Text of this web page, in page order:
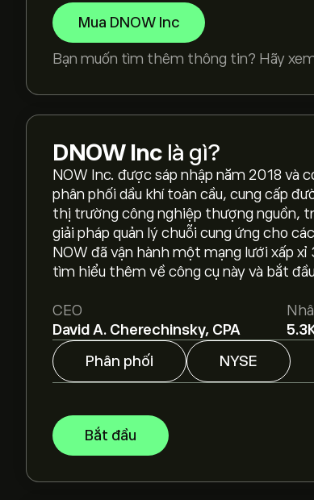
Mua DNOW Inc
Bạn muốn tìm thêm thông tin? Hãy
DNOW Inclà gì?
NOW Inc. được sáp nhập năm 2018 và
phân phối dầu khí toàn cầu, cung cấp
thị trường công nghiệp thượng nguồn,
giải pháp quản lý chuỗi cung ứng cho
NOW đã vận hành một mạng lưới xấp
tìm hiểu thêm về công cụ này và bắt
CEO
David A. Cherechinsky, CPA
Phân phối
NYSE
Bắt đầu
Giá DNOW hôm nay là 16.46‎$‎.
Giá mục tiêu trung bình của DNOW Inc
của chuyên gia và giá mục tiêu.
Các chuyên gia dự báo giá DNOW Inc
kiến tăng trưởng. Hãy kiểm tra dự báo
Vốn hóa thị trường của DNOW Inc là
Dựa trên khuyến nghị từ 3 nhà phân
chung là Cổ phiếu nên mua.